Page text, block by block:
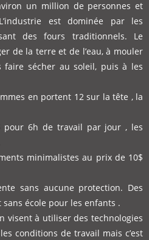
un million de personnes et
est dominée par les
des fours traditionnels. Le
de la terre et de l’eau, à mouler
sécher au soleil, puis à les
en portent 12 sur la tête , la
pour 6h de travail par jour , les
minimalistes au prix de 10$
sans aucune protection. Des
école pour les enfants .
visent à utiliser des technologies
conditions de travail mais c’est